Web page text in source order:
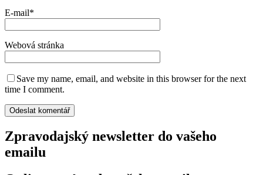
E-mail*
Webová stránka
Save my name, email, and website in this browser for the next
time I comment.
Zpravodajský newsletter do vašeho
emailu